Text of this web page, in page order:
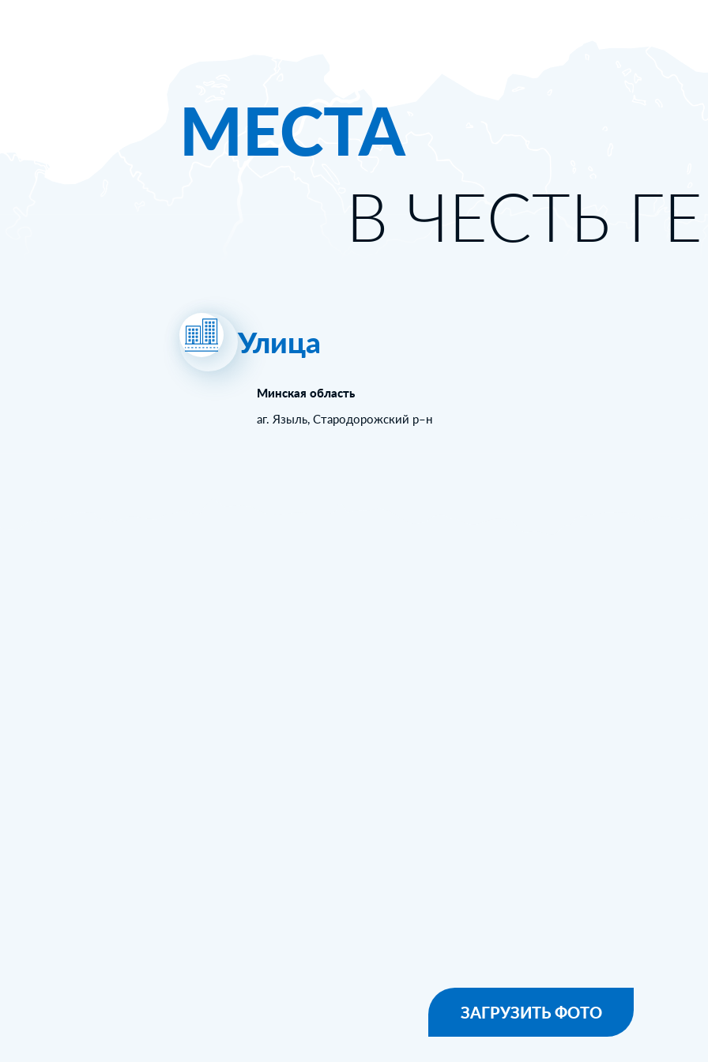
МЕСТА
В ЧЕСТЬ
Улица
Минская область
аг. Языль, Стародорожский р–н
ЗАГРУЗИТЬ ФОТО